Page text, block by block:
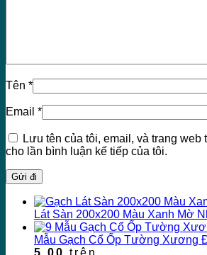
Tên *
Email *
Lưu tên của tôi, email, và trang web
cho lần bình luận kế tiếp của tôi.
Lát Sàn 200x200 Màu Xanh Mờ
Mẫu Gạch Cổ Ốp Tường Xương